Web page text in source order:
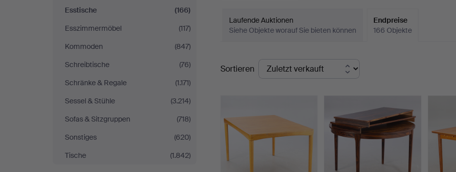
Auktionsverk
Hamburg
Esstische
(166)
Esszimmermöbel
(117)
Kommoden
(847)
Schreibtische
(76)
Schränke & Regale
(1.171)
Sessel & Stühle
(3.214)
Sofas & Sitzgruppen
(718)
Sonstiges
(620)
Tische
(1.842)
Laufende Auktionen
Siehe Objekte worauf Sie bieten können
Endpreise
166 Objekte
Endpreise
Sortieren